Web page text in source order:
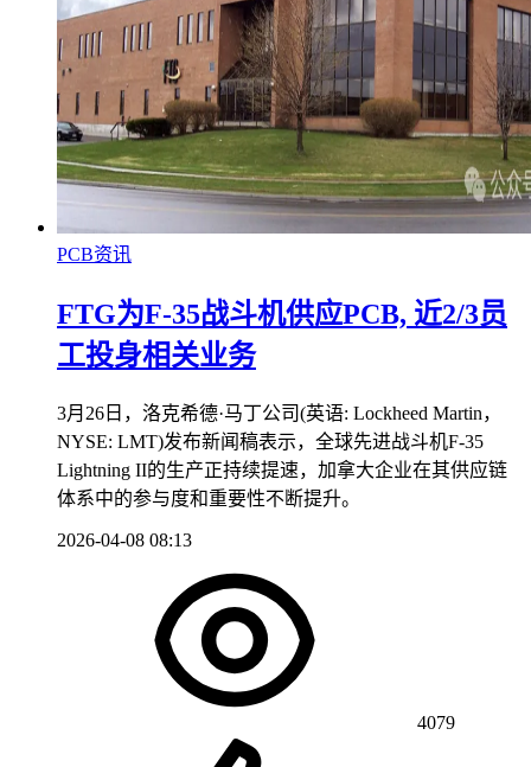
PCB资讯
FTG为F-35战斗机供应PCB, 近2/3员
工投身相关业务
3月26日，洛克希德·马丁公司(英语: Lockheed Martin，
NYSE: LMT)发布新闻稿表示，全球先进战斗机F-35
Lightning II的生产正持续提速，加拿大企业在其供应链
体系中的参与度和重要性不断提升。
2026-04-08 08:13
4079